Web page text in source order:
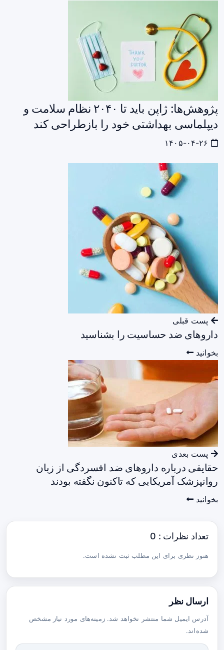
پژوهش‌ها: ژاپن باید تا ۲۰۴۰ نظام سلامت و
دیپلماسی بهداشتی خود را بازطراحی کند
پست قبلی
داروهای ضد حساسیت را بشناسید
بخوانید
پست بعدی
حقایقی درباره داروهای ضد افسردگی از زبان
روانپزشک آمریکایی که تاکنون نگفته بودند
بخوانید
تعداد نظرات : 0
هنوز نظری برای این مطلب ثبت نشده است.
ارسال نظر
آدرس ایمیل شما منتشر نخواهد شد. زمینه‌های مورد نیاز مشخص
شده‌اند.